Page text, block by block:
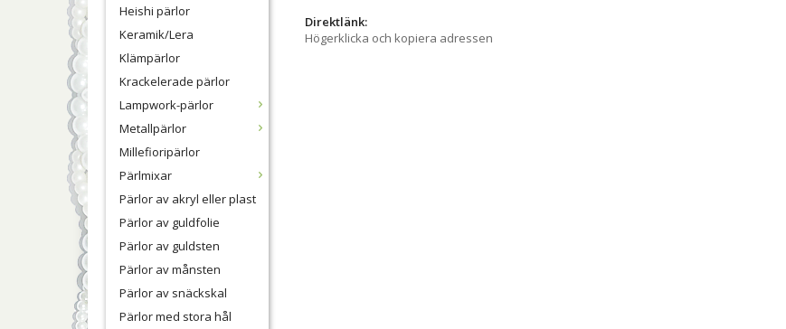
Heishi pärlor
Keramik/Lera
Klämpärlor
Krackelerade pärlor
Lampwork-pärlor
Metallpärlor
Millefioripärlor
Pärlmixar
Pärlor av akryl eller plast
Pärlor av guldfolie
Pärlor av guldsten
Pärlor av månsten
Pärlor av snäckskal
Pärlor med stora hål
Direktlänk:
Högerklicka och kopiera adressen